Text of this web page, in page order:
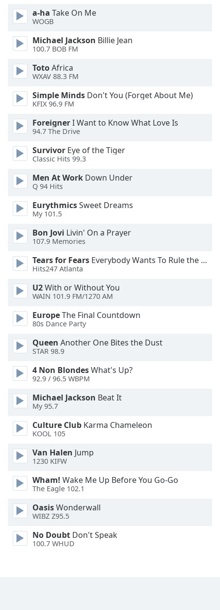
dialog
Escape
cancel
and
window.
Text
Text
Background
Area
Background
Color
Opacity
Font
Size
Text
Style
Done
Close
Dialog
End
a-ha Take On Me
WOGB
Michael Jackson Billie Jean
100.7 BOB FM
TotoAfrica
WXAV 88.3 FM
Simple Minds Don't You (Forget About Me)
KFIX 96.9 FM
ForeignerI Want to Know What Love Is
94.7 The Drive
Survivor Eye of the Tiger
Classic Hits 99.3
Men At Work Down Under
Q 94 Hits
EurythmicsSweet Dreams
My 101.5
Bon Jovi Livin' On a Prayer
107.9 Memories
Tears for Fears Everybody Wants To Rule the World
Hits247 Atlanta
U2With or Without You
WAIN 101.9 FM/1270 AM
EuropeThe Final Countdown
80s Dance Party
Queen Another One Bites the Dust
STAR 98.9
4 Non BlondesWhat's Up?
92.9 / 96.5 WBPM
Michael Jackson Beat It
My 95.7
Culture Club Karma Chameleon
KOOL 105
Van Halen Jump
1230 KIFW
Wham! Wake Me Up Before You Go-Go
The Eagle 102.1
OasisWonderwall
WIBZ Z95.5
No Doubt Don't Speak
100.7 WHUD